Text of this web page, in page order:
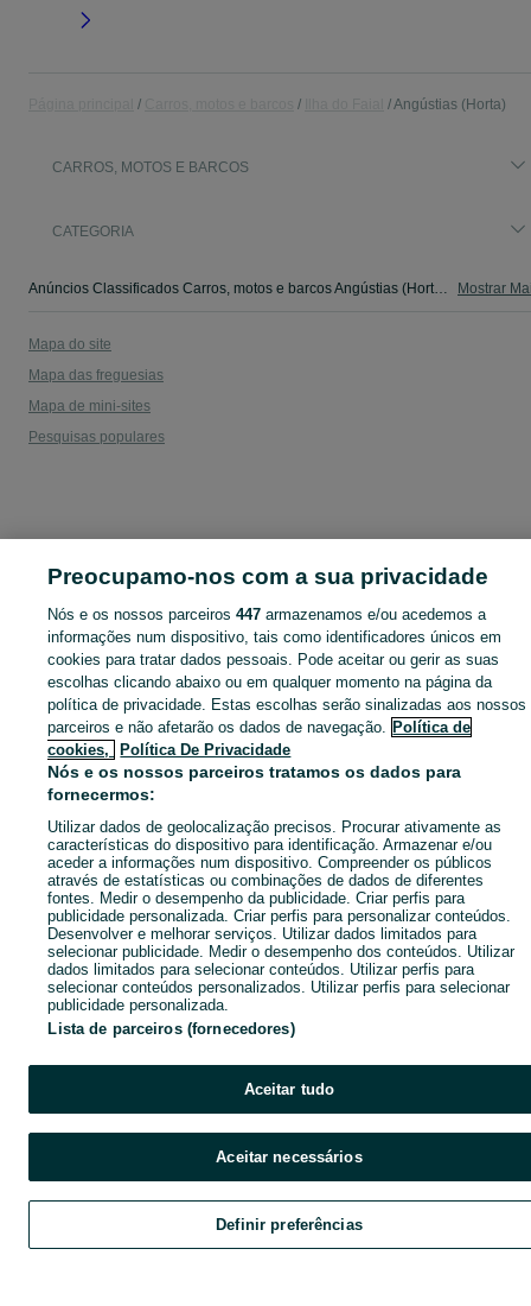
Angústias (Horta)
CARROS, MOTOS E BARCOS
CATEGORIA
Anúncios Classificados Carros, motos e barcos Angústias (Horta) - camiões, salvados,autocaravanas, scooters e outros. Veja os anúncios ou publique o seu anúncio grátis no OLX Portugal. Mostrar
Mapa do site
Mapa das freguesias
Mapa de mini-sites
Pesquisas populares
Explorar Favoritos Vender Chat
Preocupamo-nos com a sua privacidade
Nós e os nossos parceiros447 armazenamos e/ou acedemos a
informações num dispositivo, tais como identificadores únicos em
cookies para tratar dados pessoais. Pode aceitar ou gerir as suas
escolhas clicando abaixo ou em qualquer momento na página da
política de privacidade. Estas escolhas serão sinalizadas aos nossos
parceiros e não afetarão os dados de navegação. Política de
cookies,
Política De Privacidade
Nós e os nossos parceiros tratamos os dados para
fornecermos:
Utilizar dados de geolocalização precisos. Procurar ativamente as
características do dispositivo para identificação. Armazenar e/ou
aceder a informações num dispositivo. Compreender os públicos
através de estatísticas ou combinações de dados de diferentes
fontes. Medir o desempenho da publicidade. Criar perfis para
publicidade personalizada. Criar perfis para personalizar conteúdos.
Desenvolver e melhorar serviços. Utilizar dados limitados para
selecionar publicidade. Medir o desempenho dos conteúdos. Utilizar
dados limitados para selecionar conteúdos. Utilizar perfis para
selecionar conteúdos personalizados. Utilizar perfis para selecionar
publicidade personalizada.
Lista de parceiros (fornecedores)
Aceitar tudo
Aceitar necessários
Definir preferências